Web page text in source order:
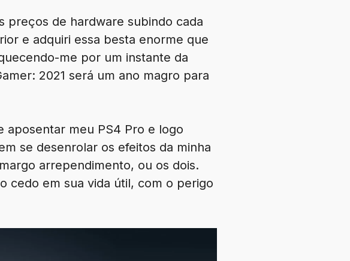
preços de hardware subindo cada
e adquiri essa besta enorme que
me por um instante da
2021 será um ano magro para
aposentar meu PS4 Pro e logo
se desenrolar os efeitos da minha
arrependimento, ou os dois.
cedo em sua vida útil, com o perigo